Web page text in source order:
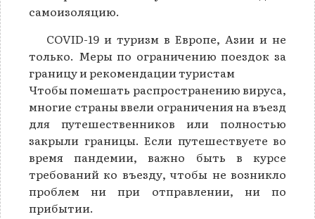
самоизоляцию.
COVID-19 и туризм в Европе, Азии и не
только. Меры по ограничению поездок за
границу и рекомендации туристам
Чтобы помешать распространению вируса,
многие страны ввели ограничения на въезд
для путешественников или полностью
закрыли границы. Если путешествуете во
время пандемии, важно быть в курсе
требований ко въезду, чтобы не возникло
проблем ни при отправлении, ни по
прибытии.